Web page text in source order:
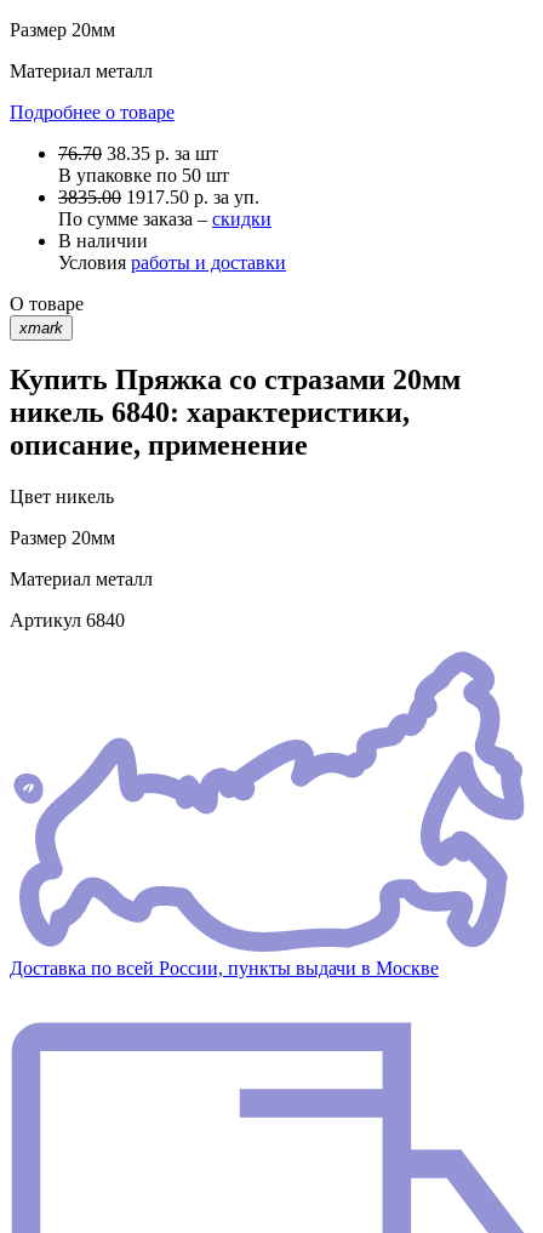
Размер 20мм
Материал металл
Подробнее о товаре
76.70 38.35 р. за шт
В упаковке по 50 шт
3835.00 1917.50 р. за уп.
По сумме заказа – скидки
В наличии
Условия работы и доставки
О товаре
xmark
Купить Пряжка со стразами 20мм
никель 6840: характеристики,
описание, применение
Цвет никель
Размер 20мм
Материал металл
Артикул 6840
Доставка по всей России, пункты выдачи в Москве